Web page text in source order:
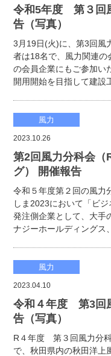
令和5年度 第３回
告（写真）
3月19日(火)に、第3回風
者は18名で、風力関連の
の会員企業にもご参加い
開用開始を目指して建設
風力
2023.10.26
第2回風力分科会（
グ） 開催報告
令和５年度第２回の風力
しま2023において「ビジ
発注側企業として、大手
ナジーホールディングス
風力
2023.04.10
令和４年度 第3回
告（写真）
R４年度 第３回風力分
で、秋田県内の秋田洋上